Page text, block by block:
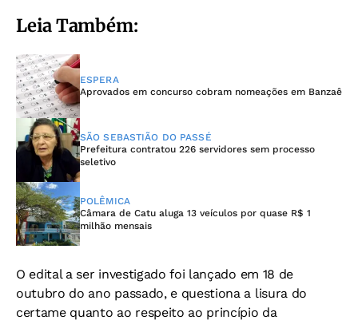
Leia Também:
ESPERA
Aprovados em concurso cobram nomeações em Banzaê
SÃO SEBASTIÃO DO PASSÉ
Prefeitura contratou 226 servidores sem processo
seletivo
POLÊMICA
Câmara de Catu aluga 13 veículos por quase R$ 1
milhão mensais
O edital a ser investigado foi lançado em 18 de
outubro do ano passado, e questiona a lisura do
certame quanto ao respeito ao princípio da